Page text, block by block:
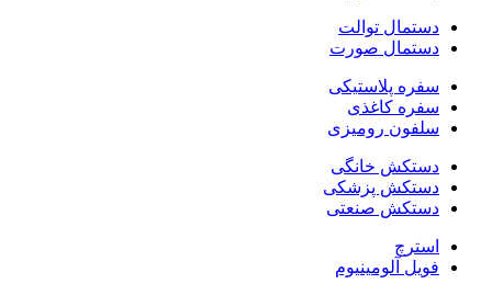
دستمال توالت
دستمال صورت
سفره پلاستیکی
سفره کاغذی
سلفون رومیزی
دستکش خانگی
دستکش پزشکی
دستکش صنعتی
استرچ
فویل آلومینیوم